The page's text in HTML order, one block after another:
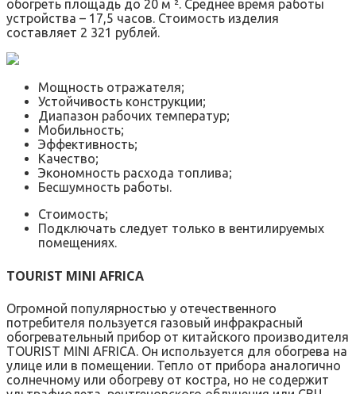
обогреть площадь до 20 м ². Среднее время работы
устройства – 17,5 часов. Стоимость изделия
составляет 2 321 рублей.
Мощность отражателя;
Устойчивость конструкции;
Диапазон рабочих температур;
Мобильность;
Эффективность;
Качество;
Экономность расхода топлива;
Бесшумность работы.
Стоимость;
Подключать следует только в вентилируемых
помещениях.
TOURIST MINI AFRICA
Огромной популярностью у отечественного
потребителя пользуется газовый инфракрасный
обогревательный прибор от китайского производителя
TOURIST MINI AFRICA. Он используется для обогрева на
улице или в помещении. Тепло от прибора аналогично
солнечному или обогреву от костра, но не содержит